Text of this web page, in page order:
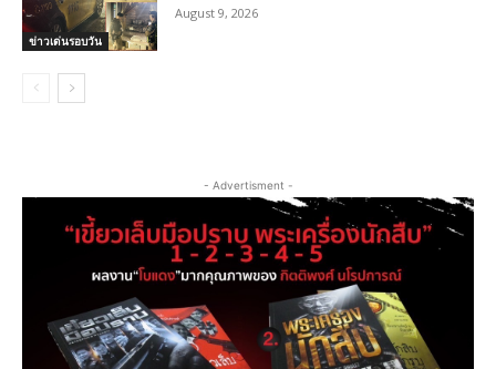
ข่าวเด่นรอบวัน
August 9, 2026
- Advertisment -